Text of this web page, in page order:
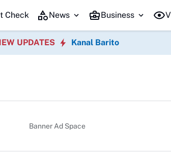
Tata Kelola Pemerintahan Hadiri Rakor
Check News Business
UPDATES Kanal Barito
Banner Ad Space